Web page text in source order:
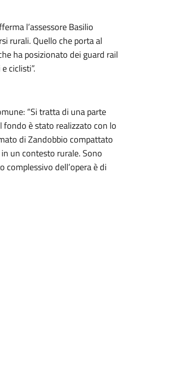
l’assessore Basilio
rurali. Quello che porta al
ha posizionato dei guard rail
ciclisti”.
“Si tratta di una parte
fondo è stato realizzato con lo
di Zandobbio compattato
un contesto rurale. Sono
complessivo dell’opera è di